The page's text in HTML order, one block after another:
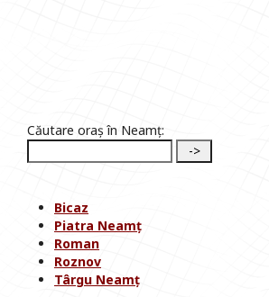
Căutare oraș în Neamț:
Bicaz
Piatra Neamț
Roman
Roznov
Târgu Neamț